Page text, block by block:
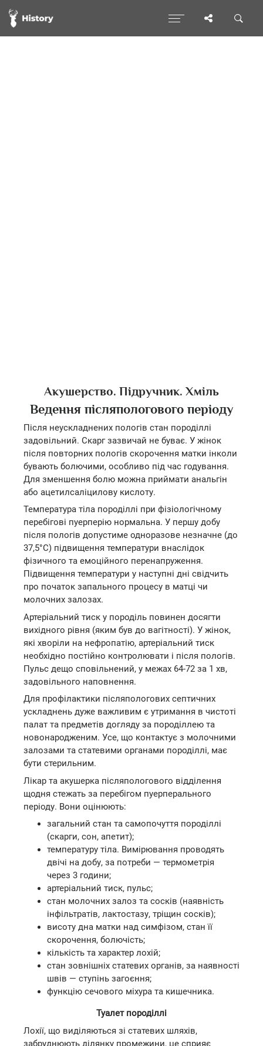
Акушерство. Підручник. Хміль
Ведення післяпологового періоду
Після неускладнених пологів стан породіллі
задовільний. Скарг зазвичай не буває. У жінок
після повторних пологів скорочення матки інколи
бувають болючими, особливо під час годування.
Для зменшення болю можна приймати анальгін
або ацетилсаліцилову кислоту.
Температура тіла породіллі при фізіологічному
перебігові пуерперію нормальна. У першу добу
після пологів допустиме одноразове незначне (до
37,5°С) підвищення температури внаслідок
фізичного та емоційного перенапруження.
Підвищення температури у наступні дні свідчить
про початок запального процесу в матці чи
молочних залозах.
Артеріальний тиск у породіль повинен досягти
вихідного рівня (яким був до вагітності). У жінок,
які хворіли на нефропатію, артеріальний тиск
необхідно постійно контролювати і після пологів.
Пульс дещо сповільнений, у межах 64-72 за 1 хв,
задовільного наповнення.
Для профілактики післяпологових септичних
ускладнень дуже важливим є утримання в чистоті
палат та предметів догляду за породіллею та
новонародженим. Усе, що контактує з молочними
залозами та статевими органами породіллі, має
бути стерильним.
Лікар та акушерка післяпологового відділення
щодня стежать за перебігом пуерперального
періоду. Вони оцінюють:
загальний стан та самопочуття породіллі
(скарги, сон, апетит);
температуру тіла. Вимірювання проводять
двічі на добу, за потреби — термометрія
через 3 години;
артеріальний тиск, пульс;
стан молочних залоз та сосків (наявність
інфільтратів, лактостазу, тріщин сосків);
висоту дна матки над симфізом, стан її
скорочення, болючість;
кількість та характер лохій;
стан зовнішніх статевих органів, за наявності
швів — ступінь загоєння;
функцію сечового міхура та кишечника.
Туалет породіллі
Лохії, що виділяються зі статевих шляхів,
забруднюють ділянку промежини, це сприяє